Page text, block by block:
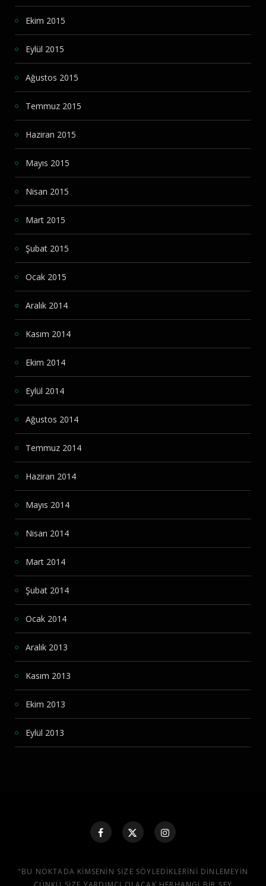
Ekim 2015
Eylül 2015
Ağustos 2015
Temmuz 2015
Haziran 2015
Mayıs 2015
Nisan 2015
Mart 2015
Şubat 2015
Ocak 2015
Aralık 2014
Kasım 2014
Ekim 2014
Eylül 2014
Ağustos 2014
Temmuz 2014
Haziran 2014
Mayıs 2014
Nisan 2014
Mart 2014
Şubat 2014
Ocak 2014
Aralık 2013
Kasım 2013
Ekim 2013
Eylül 2013
"BU NOKTADA KIMSENIN SIZE SÖYLEDIKLERINI DINLEMEYIN